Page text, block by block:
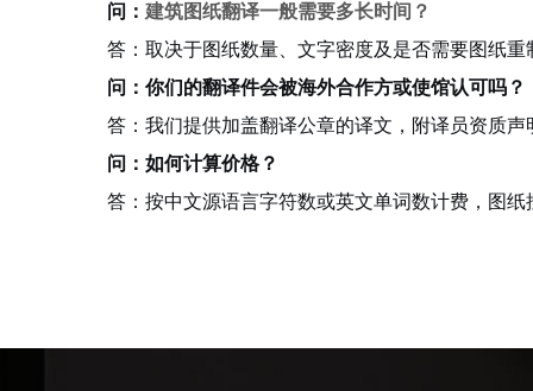
问： 建筑图纸翻译一般需要多长时间？
答：取决于图纸数量、文字密度及是否需要图纸
问：你们的翻译件会被海外合作方或使馆认可吗？
答：我们提供加盖翻译公章的译文，附译员资质
问：如何计算价格？
答：按中文源语言字符数或英文单词数计费，图